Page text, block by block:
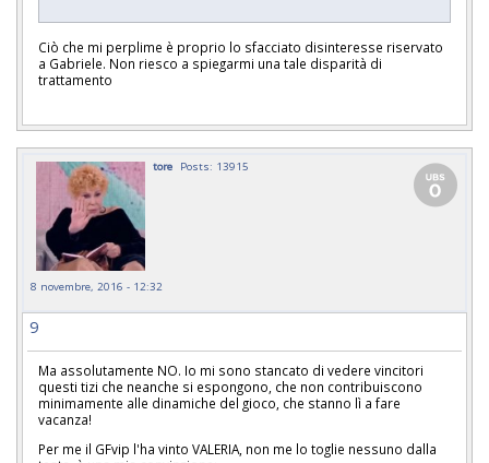
Ciò che mi perplime è proprio lo sfacciato disinteresse riservato
a Gabriele. Non riesco a spiegarmi una tale disparità di
trattamento
tore Posts: 13915
8 novembre, 2016 - 12:32
9
Ma assolutamente NO. Io mi sono stancato di vedere vincitori
questi tizi che neanche si espongono, che non contribuiscono
minimamente alle dinamiche del gioco, che stanno lì a fare
vacanza!
Per me il GFvip l'ha vinto VALERIA, non me lo toglie nessuno dalla